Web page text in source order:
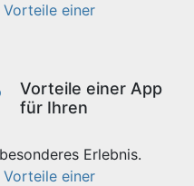
einer
Vorteile einer App
für Ihren
Erlebnis.
einer